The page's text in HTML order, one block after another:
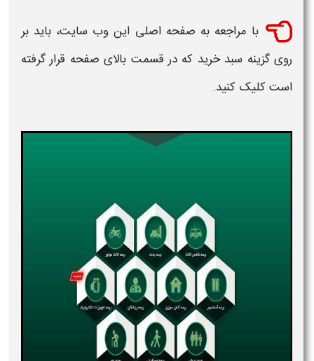
با مراجعه به صفحه اصلی این وب‌ سایت، باید بر
روی گزینه سبد خرید که در قسمت بالای صفحه قرار گرفته
است کلیک کنید.